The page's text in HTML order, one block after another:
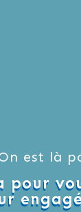
est là
pour